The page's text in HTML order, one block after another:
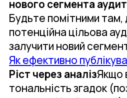
нового сегмента
Будьте помітними там,
потенційна цільова
залучити новий
Як ефективно
Ріст через аналізЯкщо
тональність згадок